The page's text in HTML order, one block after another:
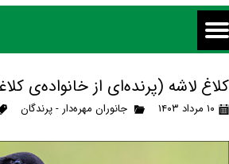
کلاغ لاشه (پرنده‌ای از خانواده‌ی
۱۰ مرداد ۱۴۰۳ جانوران مهره‌دار - پرندگان